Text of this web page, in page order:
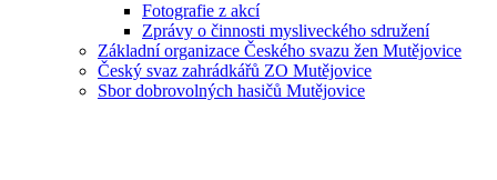
Fotografie z akcí
Zprávy o činnosti mysliveckého sdružení
Základní organizace Českého svazu žen Mutějovice
Český svaz zahrádkářů ZO Mutějovice
Sbor dobrovolných hasičů Mutějovice